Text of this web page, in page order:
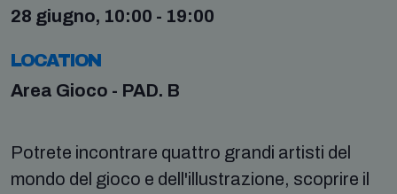
28 giugno, 10:00 - 19:00
LOCATION
Area Gioco - PAD. B
Potrete incontrare quattro grandi artisti del
mondo del gioco e dell'illustrazione, scoprire il